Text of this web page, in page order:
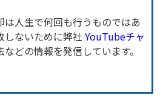
人生で何回も行うものではあ
しないために弊社 YouTubeチャ
どの情報を発信しています。